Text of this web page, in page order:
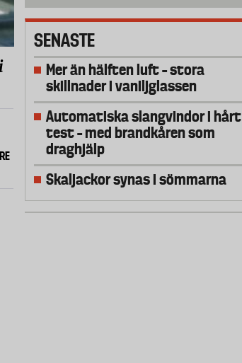
SENASTE
Mer än hälften luft – stora
skillnader i vaniljglassen
Automatiska slangvindor i hårt
test – med brandkåren som
draghjälp
Skaljackor synas i sömmarna